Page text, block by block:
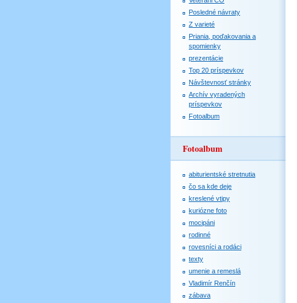
Posledné návraty
Z varieté
Priania, poďakovania a
spomienky
prezentácie
Top 20 príspevkov
Návštevnosť stránky
Archív vyradených
príspevkov
Fotoalbum
Fotoalbum
abiturientské stretnutia
čo sa kde deje
kreslené vtipy
kuriózne foto
mocipáni
rodinné
rovesníci a rodáci
texty
umenie a remeslá
Vladimír Renčín
zábava